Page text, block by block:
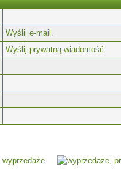
Wyślij e-mail.
Wyślij prywatną wiadomość.